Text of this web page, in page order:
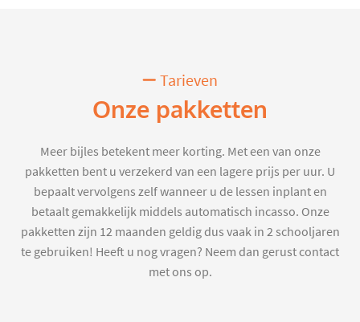
Tarieven
Onze pakketten
Meer bijles betekent meer korting. Met een van onze
pakketten bent u verzekerd van een lagere prijs per uur. U
bepaalt vervolgens zelf wanneer u de lessen inplant en
betaalt gemakkelijk middels automatisch incasso. Onze
pakketten zijn 12 maanden geldig dus vaak in 2 schooljaren
te gebruiken! Heeft u nog vragen? Neem dan gerust contact
met ons op.